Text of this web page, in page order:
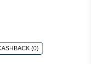
(0)